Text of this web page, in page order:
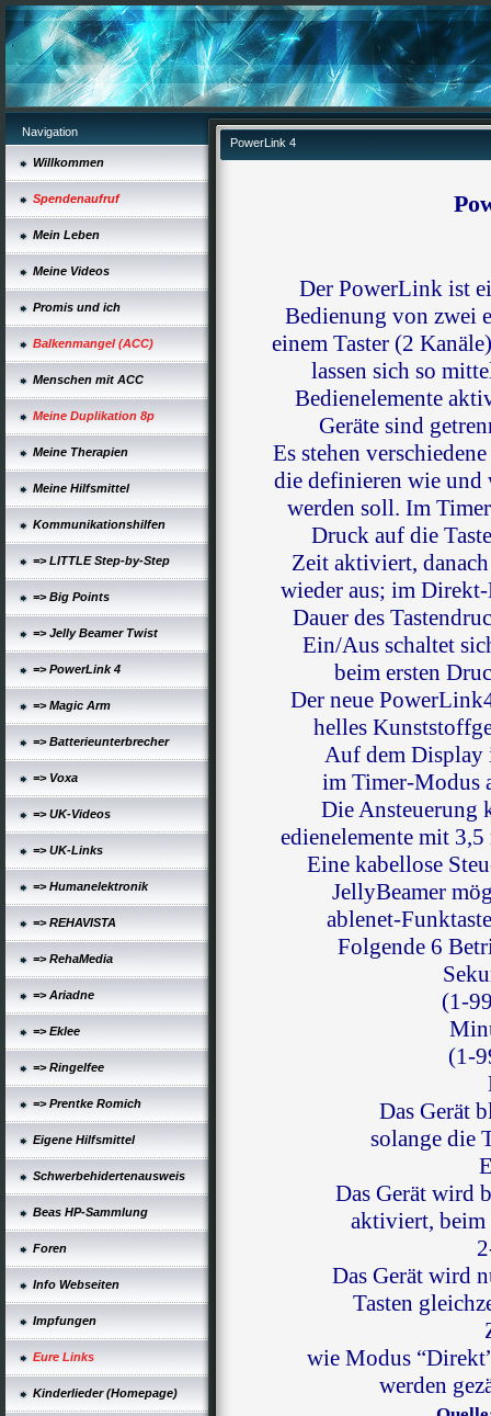
Navigation
Willkommen
Spendenaufruf
Mein Leben
Meine Videos
Promis und ich
Balkenmangel (ACC)
Menschen mit ACC
Meine Duplikation 8p
Meine Therapien
Meine Hilfsmittel
Kommunikationshilfen
=> LITTLE Step-by-Step
=> Big Points
=> Jelly Beamer Twist
=> PowerLink 4
=> Magic Arm
=> Batterieunterbrecher
=> Voxa
=> UK-Videos
=> UK-Links
=> Humanelektronik
=> REHAVISTA
=> RehaMedia
=> Ariadne
=> Eklee
=> Ringelfee
=> Prentke Romich
Eigene Hilfsmittel
Schwerbehidertenausweis
Beas HP-Sammlung
Foren
Info Webseiten
Impfungen
Eure Links
Kinderlieder (Homepage)
PowerLink 4
Der PowerLink ist
Bedienung von zwei
einem Taster (2
lassen sich so
Bedienelemente
Geräte sind
Es stehen
die definieren wie und
werden soll. Im
Druck auf die
Zeit aktiviert,
wieder aus; im
Dauer des
Ein/Aus schaltet
beim ersten
Der neue
helles
Auf dem Display
im Timer-Modus
Die Ansteuerung
edienelemente mit
Eine kabellose
JellyBeamer
ablenet-
Folgende 6
(1-
(1-
Das Gerät
solange die
Das Gerät wird
aktiviert, beim
Das Gerät wird
Tasten
wie Modus
werden